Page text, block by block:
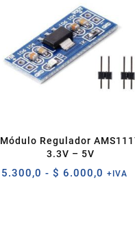
Módulo Regulador
3.3V – 5V
5.300,0 - $ 6.000,0 Rango
+IVA